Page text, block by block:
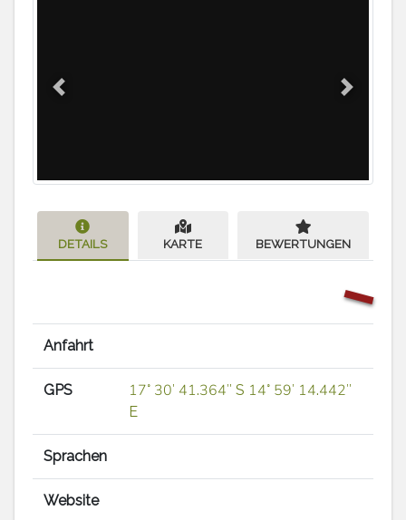
Previous Next
DETAILS KARTE BEWERTUNGEN
Anfahrt
GPS
17° 30′ 41.364″ S 14° 59′ 14.442″
E
Sprachen
Website